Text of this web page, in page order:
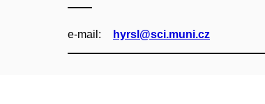
e‑mail: hyrsl@sci.muni.cz